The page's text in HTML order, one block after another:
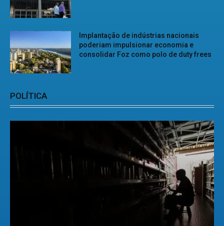
Implantação de indústrias nacionais
poderiam impulsionar economia e
consolidar Foz como polo de duty frees
POLÍTICA